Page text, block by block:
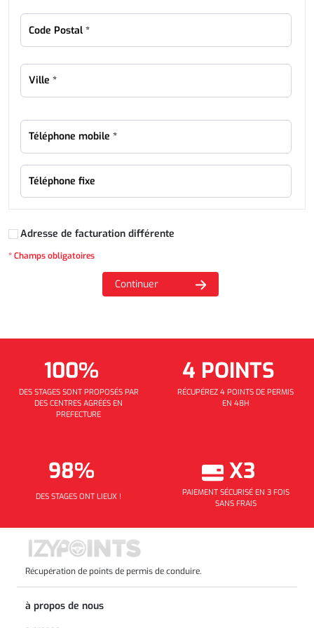
Adresse de facturation différente
* Champs obligatoires
Continuer
100%
DES STAGES SONT PROPOSÉS PAR
DES CENTRES AGRÉÉS EN
PREFECTURE
4 POINTS
RÉCUPÉREZ 4 POINTS DE PERMIS
EN 48H
98%
DES STAGES ONT LIEUX !
X3
PAIEMENT SÉCURISÉ EN 3 FOIS
SANS FRAIS
Récupération de points de permis de conduire.
à propos de nous